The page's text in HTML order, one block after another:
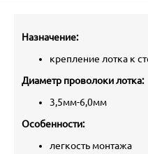
Назначение:
крепление лотка к
Диаметр проволоки лотка:
3,5мм-6,0мм
Особенности:
легкость монтажа